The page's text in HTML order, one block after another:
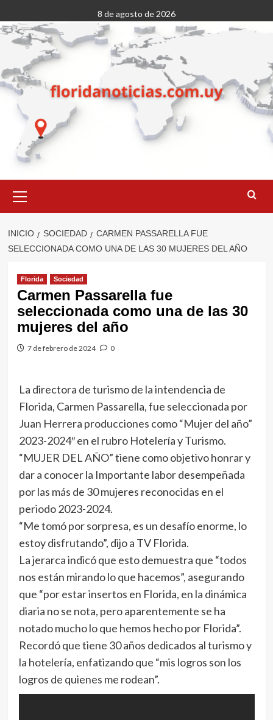
al
contenido
8 de agosto de 2026
primario
INICIO SOCIEDAD
CARMEN PASSARELLA FUE
SELECCIONADA COMO UNA DE LAS 30 MUJERES DEL AÑO
Florida Sociedad
Carmen Passarella fue
seleccionada como una de las 30
mujeres del año
7 de febrero de 2024 0
La directora de turismo de la intendencia de
Florida, Carmen Passarella, fue seleccionada por
Juan Herrera producciones como “Mujer del año”
2023-2024″ en el rubro Hotelería y Turismo.
“MUJER DEL AÑO” tiene como objetivo honrar y
dar a conocer la Importante labor desempeñada
por las más de 30 mujeres reconocidas en el
periodo 2023-2024.
“Me tomó por sorpresa, es un desafío enorme, lo
estoy disfrutando”, dijo a TV Florida.
La jerarca indicó que esto demuestra que “todos
nos están mirando lo que hacemos”, asegurando
que “por estar insertos en Florida, en la dinámica
diaria no se nota, pero aparentemente se ha
notado mucho lo que hemos hecho por Florida”.
Recordó que tiene 30 años dedicados al turismo y
la hotelería, enfatizando que “mis logros son los
logros de quienes me rodean”.